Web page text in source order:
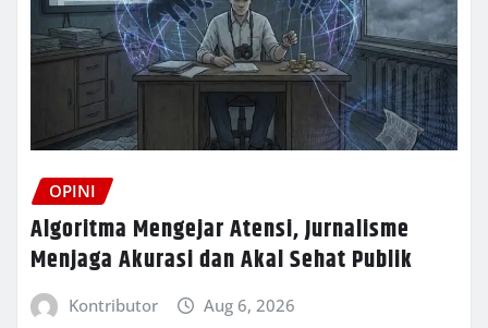
OPINI
Algoritma Mengejar Atensi, Jurnalisme
Menjaga Akurasi dan Akal Sehat Publik
Kontributor Aug 6, 2026